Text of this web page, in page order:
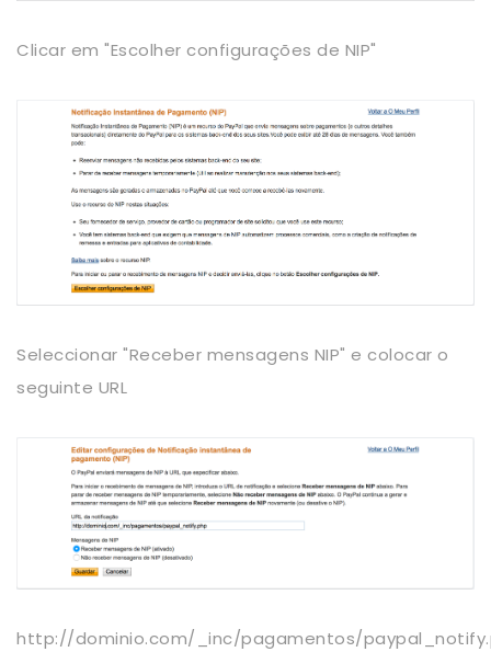
Clicar em "Escolher configurações de NIP"
Seleccionar "Receber mensagens NIP" e colocar o
seguinte URL
http://dominio.com/_inc/pagamentos/